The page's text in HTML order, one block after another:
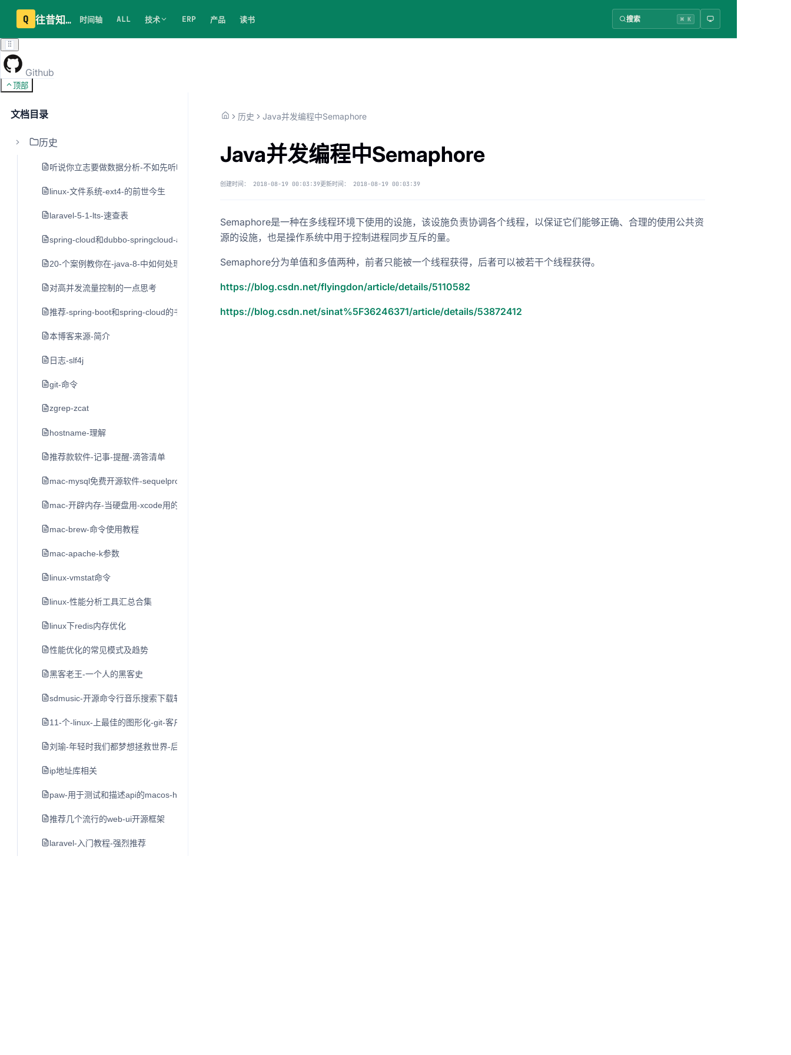
Q 往昔知识库 时间轴 ALL 技术 ERP 产品 读书 搜索 ⌘ K
Github
顶部
文档目录
历史
听说你立志要做数据分析-不如先听听老司机的建议
linux-文件系统-ext4-的前世今生
laravel-5-1-lts-速查表
spring-cloud和dubbo-springcloud-alibaba
20-个案例教你在-java-8-中如何处理日期和时间
对高并发流量控制的一点思考
推荐-spring-boot和spring-cloud的书
本博客来源-简介
日志-slf4j
git-命令
zgrep-zcat
hostname-理解
推荐款软件-记事-提醒-滴答清单
mac-mysql免费开源软件-sequelpro
mac-开辟内存-当硬盘用-xcode用的-不推荐-留作学习用
mac-brew-命令使用教程
mac-apache-k参数
linux-vmstat命令
linux-性能分析工具汇总合集
linux下redis内存优化
性能优化的常见模式及趋势
黑客老王-一个人的黑客史
sdmusic-开源命令行音乐搜索下载软件
11-个-linux-上最佳的图形化-git-客户端
刘瑜-年轻时我们都梦想拯救世界-后来
ip地址库相关
paw-用于测试和描述api的macos-http客户端
推荐几个流行的web-ui开源框架
laravel-入门教程-强烈推荐
历史 Java并发编程中Semaphore
Java并发编程中Semaphore
创建时间： 2018-08-19 00:03:39更新时间： 2018-08-19 00:03:39
Semaphore是一种在多线程环境下使用的设施，该设施负责协调各个线程，以保证它们能够正确、合理的使用公共资
源的设施，也是操作系统中用于控制进程同步互斥的量。
Semaphore分为单值和多值两种，前者只能被一个线程获得，后者可以被若干个线程获得。
https://blog.csdn.net/flyingdon/article/details/5110582
https://blog.csdn.net/sinat%5F36246371/article/details/53872412